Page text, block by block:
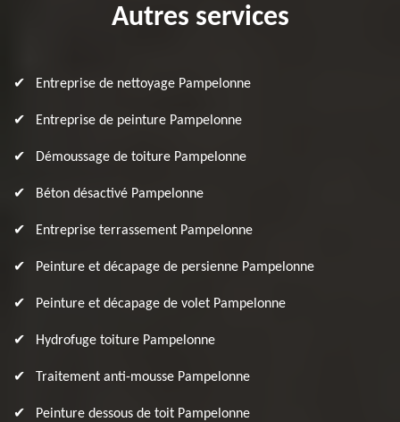
Autres services
Entreprise de nettoyage Pampelonne
Entreprise de peinture Pampelonne
Démoussage de toiture Pampelonne
Béton désactivé Pampelonne
Entreprise terrassement Pampelonne
Peinture et décapage de persienne Pampelonne
Peinture et décapage de volet Pampelonne
Hydrofuge toiture Pampelonne
Traitement anti-mousse Pampelonne
Peinture dessous de toit Pampelonne